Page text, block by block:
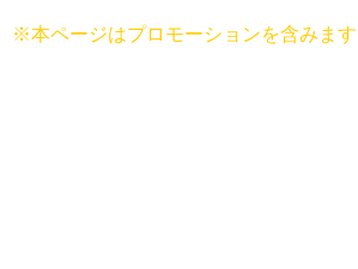
※本ページはプロモーションを含みます